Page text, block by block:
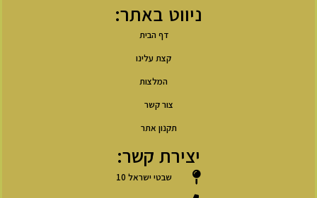
ניווט באתר:
דף הבית
קצת עלינו
המלצות
צור קשר
תקנון אתר
יצירת קשר:
שבטי ישראל 10